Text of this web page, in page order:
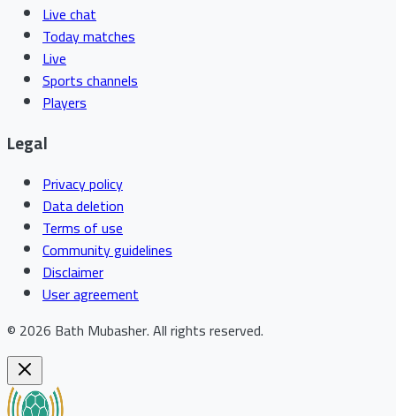
Live chat
Today matches
Live
Sports channels
Players
Legal
Privacy policy
Data deletion
Terms of use
Community guidelines
Disclaimer
User agreement
© 2026 Bath Mubasher.All rights reserved.